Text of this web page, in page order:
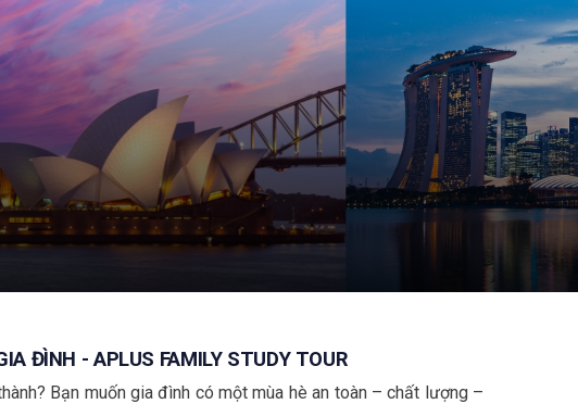
ĐÌNH - APLUS FAMILY STUDY TOUR
Bạn muốn gia đình có một mùa hè an toàn – chất lượng –